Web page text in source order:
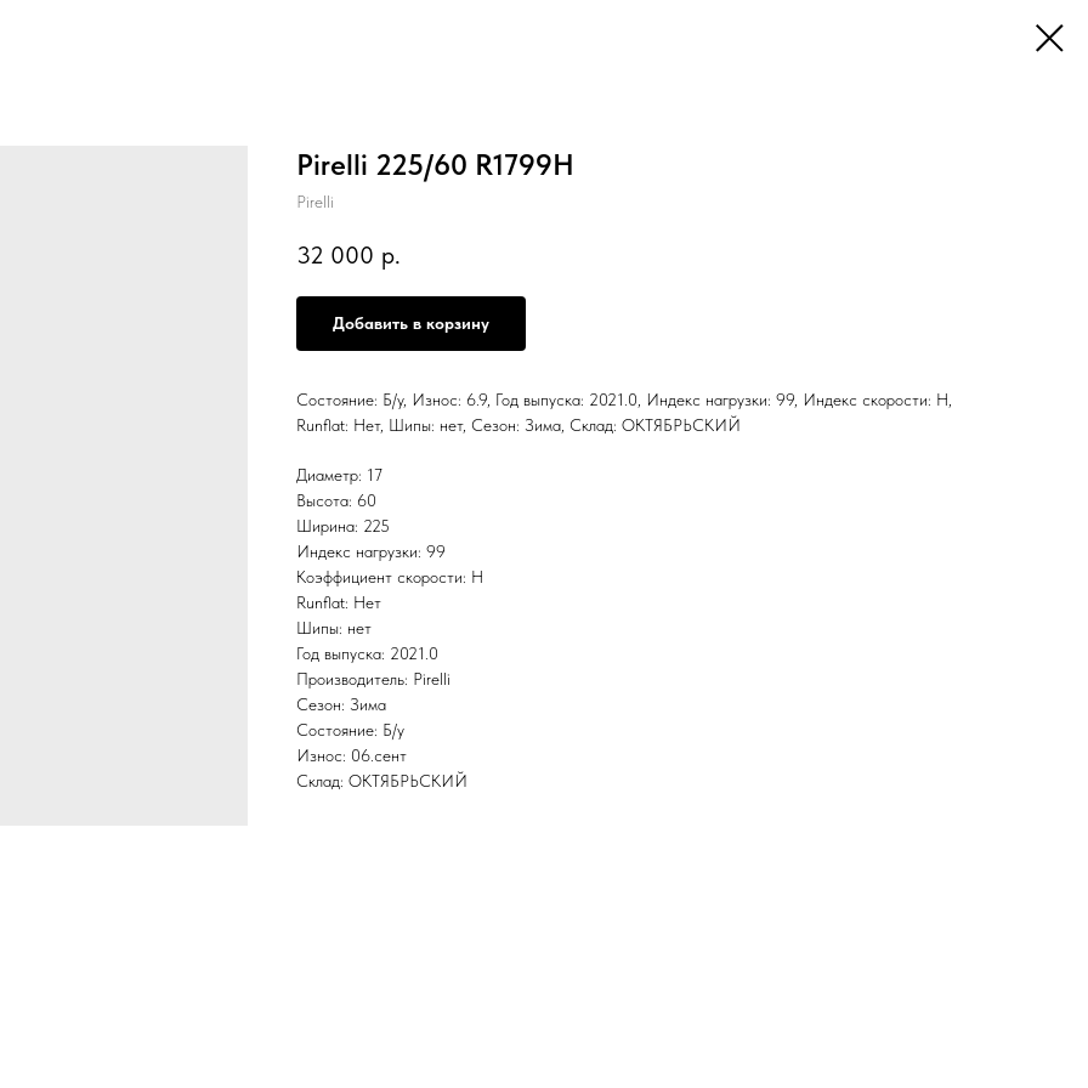
Pirelli 225/60 R1799H
Pirelli
32 000 р.
Добавить в корзину
Состояние: Б/у, Износ: 6.9, Год выпуска: 2021.0, Индекс нагрузки: 99, Индекс скорости: H,
Runflat: Нет, Шипы: нет, Сезон: Зима, Склад: ОКТЯБРЬСКИЙ
Диаметр: 17
Высота: 60
Ширина: 225
Индекс нагрузки: 99
Коэффициент скорости: H
Runflat: Нет
Шипы: нет
Год выпуска: 2021.0
Производитель: Pirelli
Сезон: Зима
Состояние: Б/у
Износ: 06.сент
Склад: ОКТЯБРЬСКИЙ